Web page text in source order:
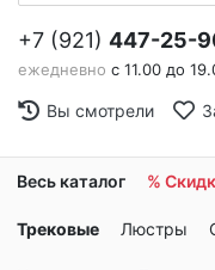
+7 (921) 447-25-
ежедневно с 11.00 до
Вы смотрели
Весь каталог %
Трековые Люстры